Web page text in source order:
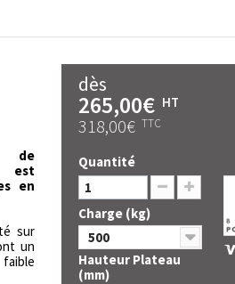
en
sur
un
dès
265,00€ HT
318,00€ TTC
Quantité
Charge (kg)
500
Hauteur Plateau
(mm)